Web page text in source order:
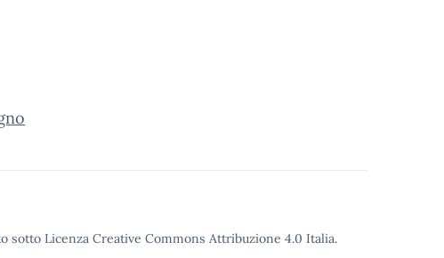
sotto Licenza Creative Commons Attribuzione 4.0 Italia.